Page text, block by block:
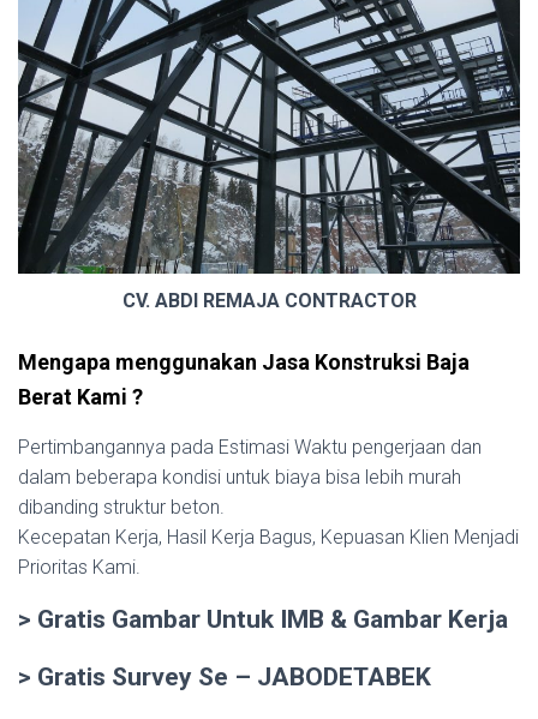
CV. ABDI REMAJA CONTRACTOR
Mengapa menggunakan Jasa Konstruksi Baja
Berat Kami ?
Pertimbangannya pada Estimasi Waktu pengerjaan dan
dalam beberapa kondisi untuk biaya bisa lebih murah
dibanding struktur beton.
Kecepatan Kerja, Hasil Kerja Bagus, Kepuasan Klien Menjadi
Prioritas Kami.
> Gratis Gambar Untuk IMB & Gambar Kerja
> Gratis Survey Se – JABODETABEK